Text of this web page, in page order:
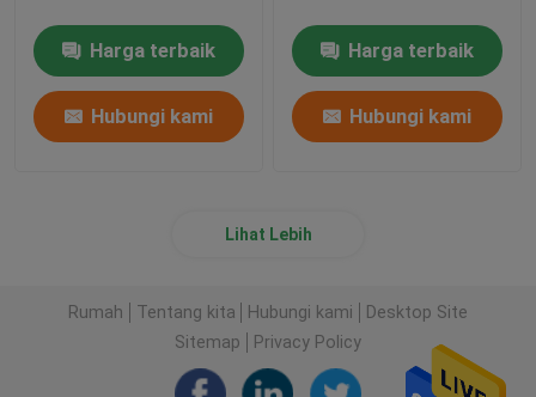
Harga terbaik
Hubungi kami
Harga terbaik
Hubungi kami
Lihat Lebih
Rumah Tentang kita Hubungi kami
Desktop Site
Sitemap
Privacy Policy